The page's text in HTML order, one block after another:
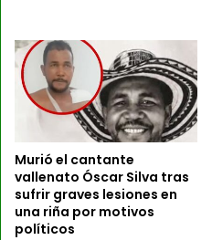
Murió el cantante
vallenato Óscar Silva tras
sufrir graves lesiones en
una riña por motivos
políticos